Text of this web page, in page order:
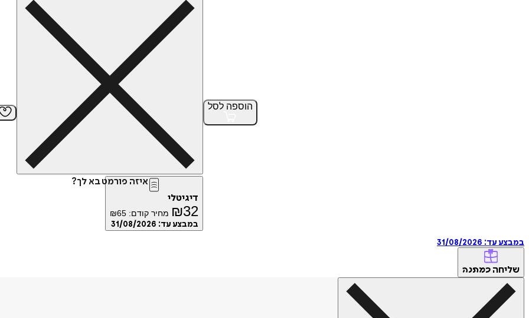
הוספה לסל
איזה פורמט בא לך?
דיגיטלי
₪32 מחיר קודם: ₪65
במבצע עד: 31/08/2026
במבצע עד: 31/08/2026
שליחה כמתנה